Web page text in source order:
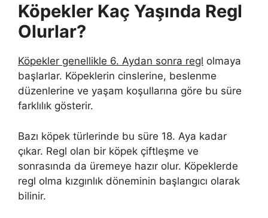
Köpekler Kaç Yaşında Regl
Olurlar?
Köpekler genellikle 6. Aydan sonra regl olmaya
başlarlar. Köpeklerin cinslerine, beslenme
düzenlerine ve yaşam koşullarına göre bu süre
farklılık gösterir.
Bazı köpek türlerinde bu süre 18. Aya kadar
çıkar. Regl olan bir köpek çiftleşme ve
sonrasında da üremeye hazır olur. Köpeklerde
regl olma kızgınlık döneminin başlangıcı olarak
bilinir.